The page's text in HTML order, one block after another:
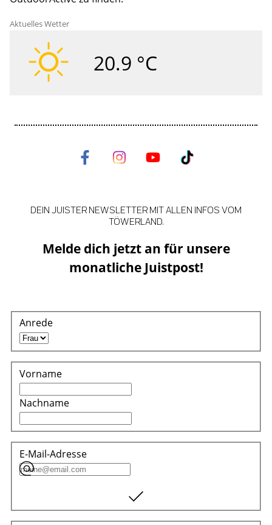
Aktuelles Wetter
20.9 °C
Melde dich jetzt an für unsere
monatliche Juistpost!
DEIN JUISTER NEWSLETTER MIT ALLEN INFOS VOM
TÖWERLAND.
Anrede
Vorname
Nachname
E-Mail-Adresse